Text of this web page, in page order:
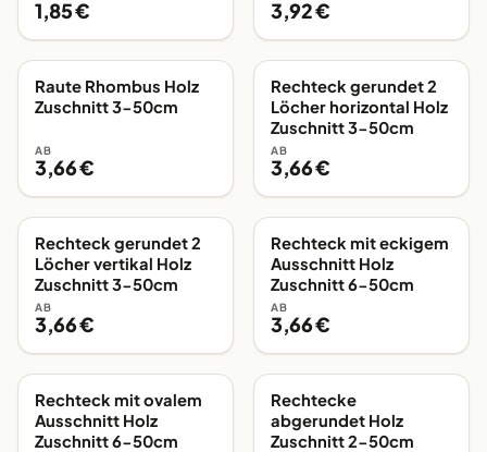
1,85 € 3,92 €
EIGENE FERTIGUNG
Raute Rhombus Holz
Zuschnitt 3-50cm
AB
3,66 €
EIGENE FERTIGUNG
Rechteck gerundet 2
Löcher horizontal Holz
Zuschnitt 3-50cm
AB
3,66 €
EIGENE FERTIGUNG
Rechteck gerundet 2
Löcher vertikal Holz
Zuschnitt 3-50cm
AB
3,66 €
EIGENE FERTIGUNG
Rechteck mit eckigem
Ausschnitt Holz
Zuschnitt 6-50cm
AB
3,66 €
EIGENE FERTIGUNG
Rechteck mit ovalem
Ausschnitt Holz
Zuschnitt 6-50cm
EIGENE FERTIGUNG
Rechtecke
abgerundet Holz
Zuschnitt 2-50cm